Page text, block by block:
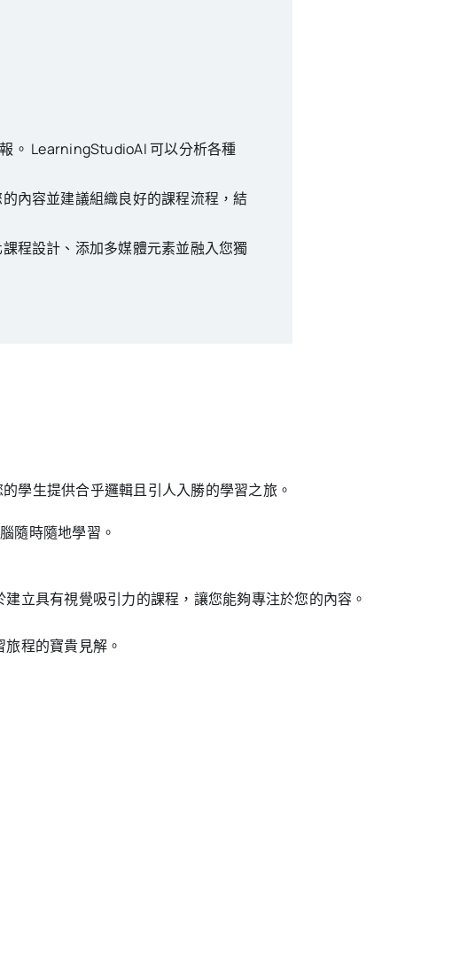
。 LearningStudioAI 可以分析各種
內容並建議組織良好的課程流程，結
程設計、添加多媒體元素並融入您獨
學生提供合乎邏輯且引人入勝的學習之旅。
隨時隨地學習。
立具有視覺吸引力的課程，讓您能夠專注於您的內容。
程的寶貴見解。